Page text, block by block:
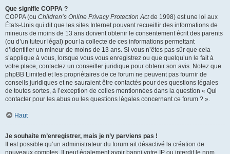
Que signifie COPPA ?
COPPA (ou Children’s Online Privacy Protection Actde 1998) est une loi aux
États-Unis qui dit que les sites Internet pouvant recueillir des informations de
mineurs de moins de 13 ans doivent obtenir le consentement écrit des parents
(ou d’un tuteur légal) pour la collecte de ces informations permettant
d’identifier un mineur de moins de 13 ans. Si vous n’êtes pas sûr que cela
s’applique à vous, lorsque vous vous enregistrez ou que quelqu’un le fait à
votre place, contactez un conseiller juridique pour obtenir son avis. Notez que
phpBB Limited et les propriétaires de ce forum ne peuvent pas fournir de
conseils juridiques et ne sauraient être contactés pour des questions légales
de toutes sortes, à l’exception de celles mentionnées dans la question « Qui
contacter pour les abus ou les questions légales concernant ce forum ? ».
Haut
Je souhaite m’enregistrer, mais je n’y parviens pas !
Il est possible qu’un administrateur du forum ait désactivé la création de
nouveaux comptes. Il peut également avoir banni votre IP ou interdit le nom